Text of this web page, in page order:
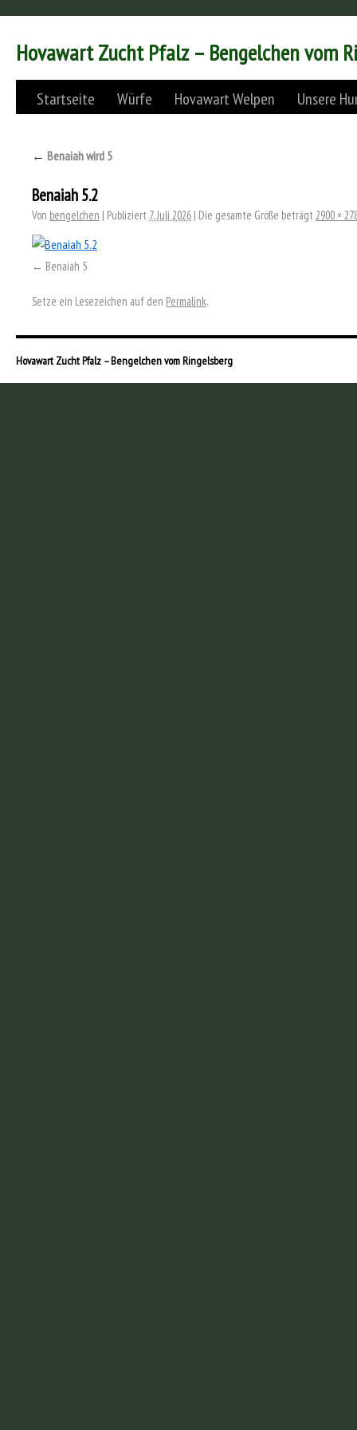
Hovawart Zucht Pfalz – Bengelchen vom
Startseite Würfe Hovawart Welpen Unsere
← Benaiah wird 5
Benaiah 5.2
Von bengelchen | Publiziert 7. Juli 2026 | Die gesamte Größe beträgt 2900 ×
Benaiah 5
Setze ein Lesezeichen auf den Permalink.
Hovawart Zucht Pfalz – Bengelchen vom Ringelsberg